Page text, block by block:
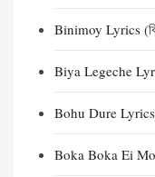
Binimoy Lyrics
Biya Legeche
Bohu Dure Lyrics
Boka Boka Ei